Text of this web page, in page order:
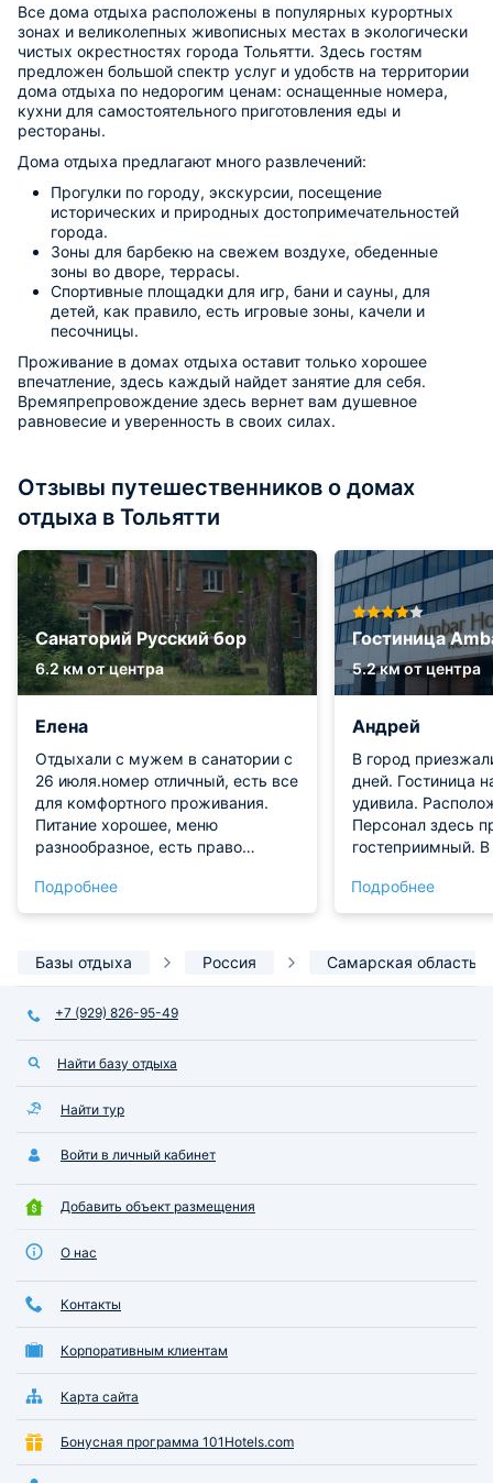
Все дома отдыха расположены в популярных курортных
зонах и великолепных живописных местах в экологически
чистых окрестностях города Тольятти. Здесь гостям
предложен большой спектр услуг и удобств на территории
дома отдыха по недорогим ценам: оснащенные номера,
кухни для самостоятельного приготовления еды и
рестораны.
Дома отдыха предлагают много развлечений:
Прогулки по городу, экскурсии, посещение
исторических и природных достопримечательностей
города.
Зоны для барбекю на свежем воздухе, обеденные
зоны во дворе, террасы.
Спортивные площадки для игр, бани и сауны, для
детей, как правило, есть игровые зоны, качели и
песочницы.
Проживание в домах отдыха оставит только хорошее
впечатление, здесь каждый найдет занятие для себя.
Времяпрепровождение здесь вернет вам душевное
равновесие и уверенность в своих силах.
Отзывы путешественников о домах
отдыха в Тольятти
Санаторий Русский бор
6.2 км от центра
Елена
Отдыхали с мужем в санатории с
26 июля.номер отличный, есть все
для комфортного проживания.
Питание хорошее, меню
разнообразное, есть право
Хотелось бы пожелать - больше
внимания уделять оформлению
Конечно, некоторые корпуса
Подробнее
Гостиница
5.2 км от центра
Андрей
В город
дней. Гостиница
удивила.
Персонал здесь
гостеприимный.
остались
Рекомендуем!
Подробнее
Базы отдыха Россия Самарская область
+7 (929) 826-95-49
Найти базу отдыха
Найти тур
Войти в личный кабинет
Добавить объект размещения
О нас
Контакты
Корпоративным клиентам
Карта сайта
Бонусная программа 101Hotels.com